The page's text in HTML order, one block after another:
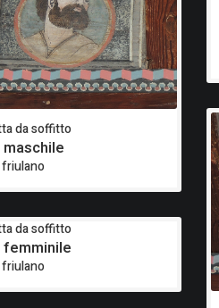
da soffitto
da soffitto
femminile